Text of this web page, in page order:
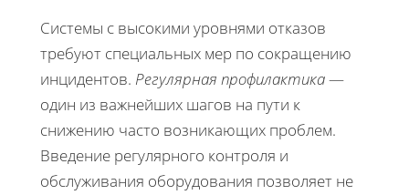
Системы с высокими уровнями отказов
требуют специальных мер по сокращению
инцидентов. Регулярная профилактика—
один из важнейших шагов на пути к
снижению часто возникающих проблем.
Введение регулярного контроля и
обслуживания оборудования позволяет не